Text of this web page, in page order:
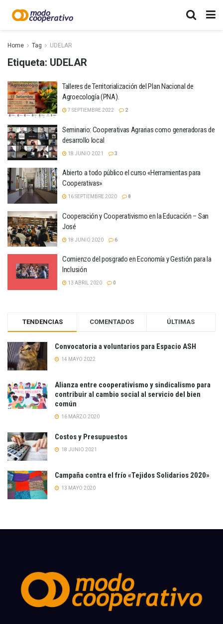
Home Tag UDELAR
Etiqueta: UDELAR
Talleres de Territorialización del Plan Nacional de
Agroecología (PNA).
7 SEPTIEMBRE 2022 2
Seminario: Cooperativas Agrarias como generadoras de
desarrollo local
18 JUNIO 2021 3
Abierto a todo público el curso «Herramientas para
Cooperativas»
16 SEPTIEMBRE 2020 8
Cooperación y Cooperativismo en la Educación – San
José
18 JUNIO 2020 6
Comienzo del posgrado en Economía y Gestión para la
Inclusión
13 ABRIL 2020 0
TENDENCIAS COMENTADOS ÚLTIMAS
Convocatoria a voluntarios para Espacio ASH
14 MAYO 2022
Alianza entre cooperativismo y sindicalismo para
contribuir al cambio social al servicio del bien
común
16 MARZO 2020
Costos y Presupuestos
18 JUNIO 2021
Campaña contra el frío «Tejidos Solidarios 2020»
13 MAYO 2020